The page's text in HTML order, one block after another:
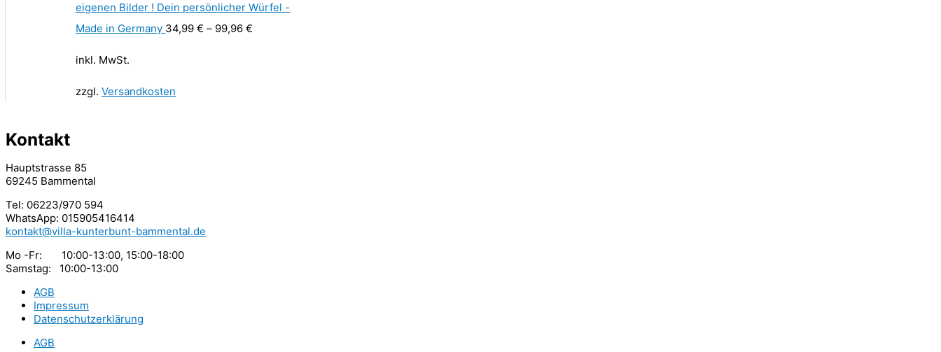
eigenen Bilder ! Dein persönlicher Würfel -
Made in Germany 34,99 € – 99,96 €
inkl. MwSt.
zzgl. Versandkosten
Kontakt
Hauptstrasse 85
69245 Bammental
Tel: 06223/970 594
WhatsApp: 015905416414
kontakt@villa-kunterbunt-bammental.de
Mo -Fr: 10:00-13:00, 15:00-18:00
Samstag: 10:00-13:00
AGB
Impressum
Datenschutzerklärung
AGB